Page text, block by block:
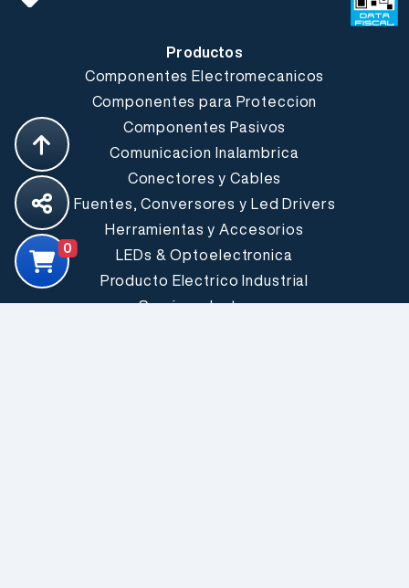
Productos
Componentes Electromecanicos
Componentes para Proteccion
Componentes Pasivos
Comunicacion Inalambrica
Conectores y Cables
Fuentes, Conversores y Led Drivers
Herramientas y Accesorios
LEDs & Optoelectronica
Producto Electrico Industrial
Semiconductores
0